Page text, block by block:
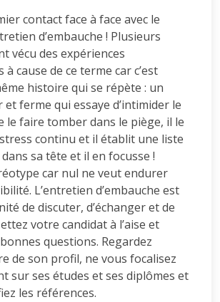
contact face à face avec le
d’embauche ! Plusieurs
vécu des expériences
cause de ce terme car c’est
histoire qui se répète : un
ferme qui essaye d’intimider le
le faire tomber dans le piège, il le
continu et il établit une liste
sa tête et il en focusse !
car nul ne veut endurer
L’entretien d’embauche est
de discuter, d’échanger et de
votre candidat à l’aise et
questions. Regardez
de son profil, ne vous focalisez
sur ses études et ses diplômes et
les références.